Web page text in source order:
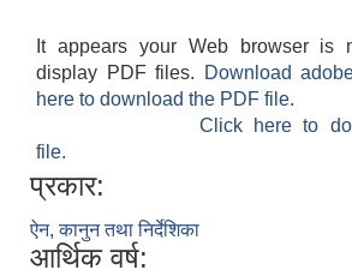
It appears your Web browser is
display PDF files.
Download
here to download the PDF file.
Click here to
file.
प्रकार:
ऐन, कानुन तथा निर्देशिका
आर्थिक वर्ष: